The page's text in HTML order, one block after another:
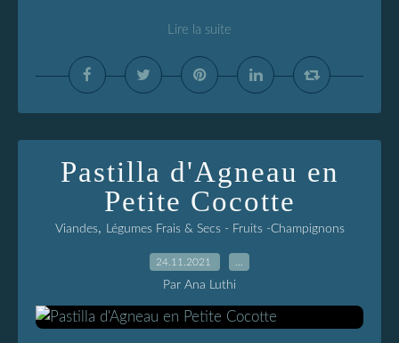
Lire la suite
Pastilla d'Agneau en
Petite Cocotte
Viandes, Légumes Frais & Secs - Fruits -Champignons
24.11.2021
Par Ana Luthi